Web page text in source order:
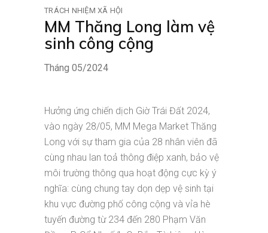
TRÁCH NHIỆM XÃ HỘI
MM Thăng Long làm vệ
sinh công cộng
Tháng 05/2024
Hưởng ứng chiến dịch Giờ Trái Đất 2024,
vào ngày 28/05, MM Mega Market Thăng
Long với sự tham gia của 28 nhân viên đã
cùng nhau lan toả thông điệp xanh, bảo vệ
môi trường thông qua hoạt động cực kỳ ý
nghĩa: cùng chung tay dọn dẹp vệ sinh tại
khu vực đường phố công cộng và vỉa hè
tuyến đường từ 234 đến 280 Phạm Văn